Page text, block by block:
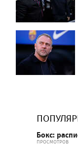
Бокс:
ПРОСМОТРОВ